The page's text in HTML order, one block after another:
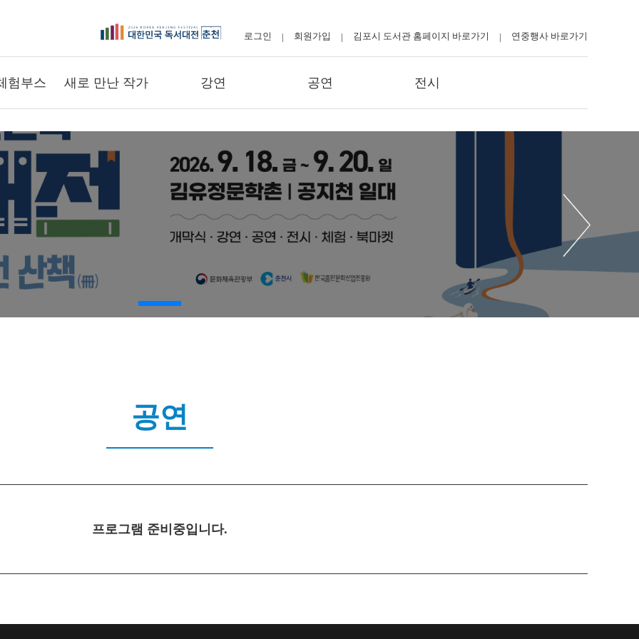
- 로그인 | 회원가입 | 김포시 도서관 홈페이지 바로가기 | 연중행사 바로가기
험부스 새로 만난 작가 강연 공연 전시
공연
프로그램 준비중입니다.